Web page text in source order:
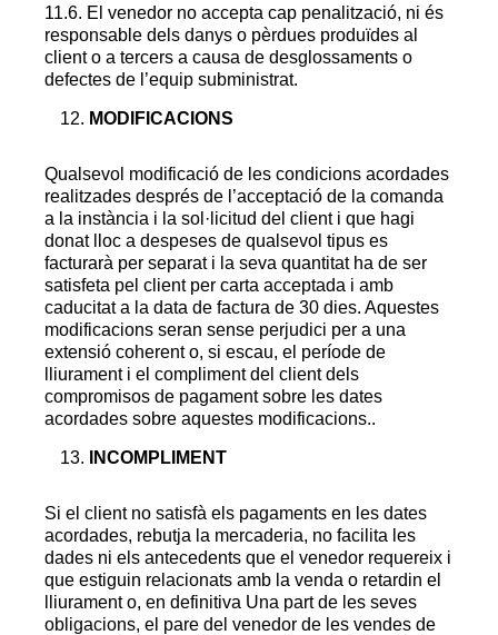
11.6. El venedor no accepta cap penalització, ni és
responsable dels danys o pèrdues produïdes al
client o a tercers a causa de desglossaments o
defectes de l’equip subministrat.
MODIFICACIONS
Qualsevol modificació de les condicions acordades
realitzades després de l’acceptació de la comanda
a la instància i la sol·licitud del client i que hagi
donat lloc a despeses de qualsevol tipus es
facturarà per separat i la seva quantitat ha de ser
satisfeta pel client per carta acceptada i amb
caducitat a la data de factura de 30 dies. Aquestes
modificacions seran sense perjudici per a una
extensió coherent o, si escau, el període de
lliurament i el compliment del client dels
compromisos de pagament sobre les dates
acordades sobre aquestes modificacions..
INCOMPLIMENT
Si el client no satisfà els pagaments en les dates
acordades, rebutja la mercaderia, no facilita les
dades ni els antecedents que el venedor requereix i
que estiguin relacionats amb la venda o retardin el
lliurament o, en definitiva Una part de les seves
obligacions, el pare del venedor de les vendes de